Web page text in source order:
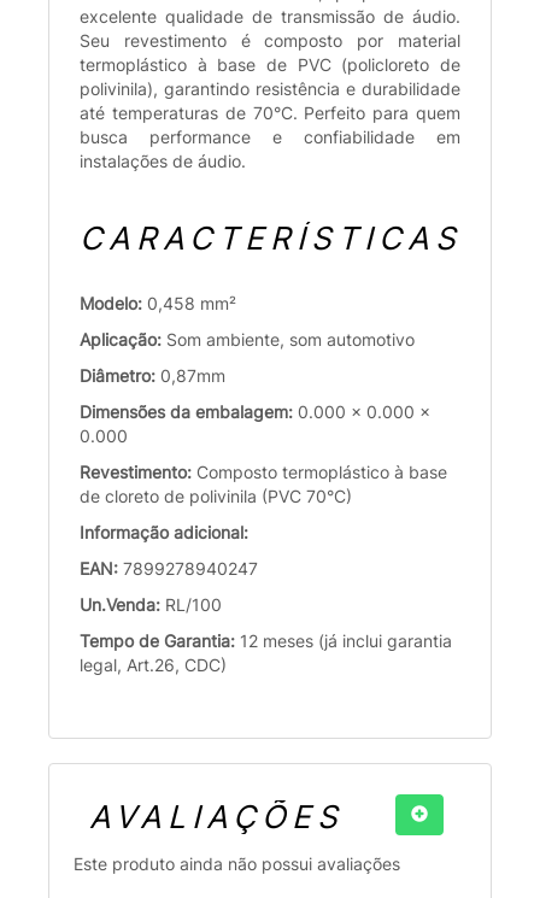
excelente qualidade de transmissão de áudio.
Seu revestimento é composto por material
termoplástico à base de PVC (policloreto de
polivinila), garantindo resistência e durabilidade
até temperaturas de 70°C. Perfeito para quem
busca performance e confiabilidade em
instalações de áudio.
CARACTERÍSTICAS
Modelo: 0,458 mm²
Aplicação: Som ambiente, som automotivo
Diâmetro: 0,87mm
Dimensões da embalagem: 0.000 x 0.000 x
0.000
Revestimento: Composto termoplástico à base
de cloreto de polivinila (PVC 70°C)
Informação adicional:
EAN: 7899278940247
Un.Venda: RL/100
Tempo de Garantia: 12 meses (já inclui garantia
legal, Art.26, CDC)
AVALIAÇÕES
Este produto ainda não possui avaliações